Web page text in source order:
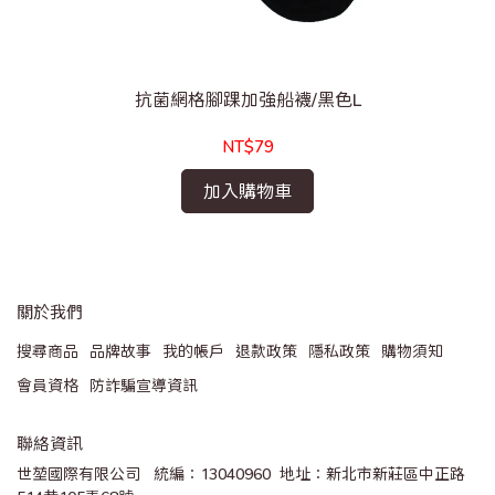
抗菌網格腳踝加強船襪/黑色L
NT$79
加入購物車
關於我們
搜尋商品 品牌故事 我的帳戶 退款政策 隱私政策
購物須知
會員資格
防詐騙宣導資訊
聯絡資訊
世堃國際有限公司   統編：13040960  地址：新北市新莊區中正路